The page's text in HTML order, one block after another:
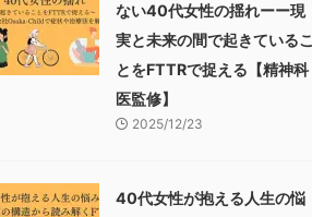
ない40代女性の揺れーー現
実と未来の間で起きているこ
とをFTTRで捉える【精神科
医監修】
2025/12/23
40代女性が抱える人生の悩